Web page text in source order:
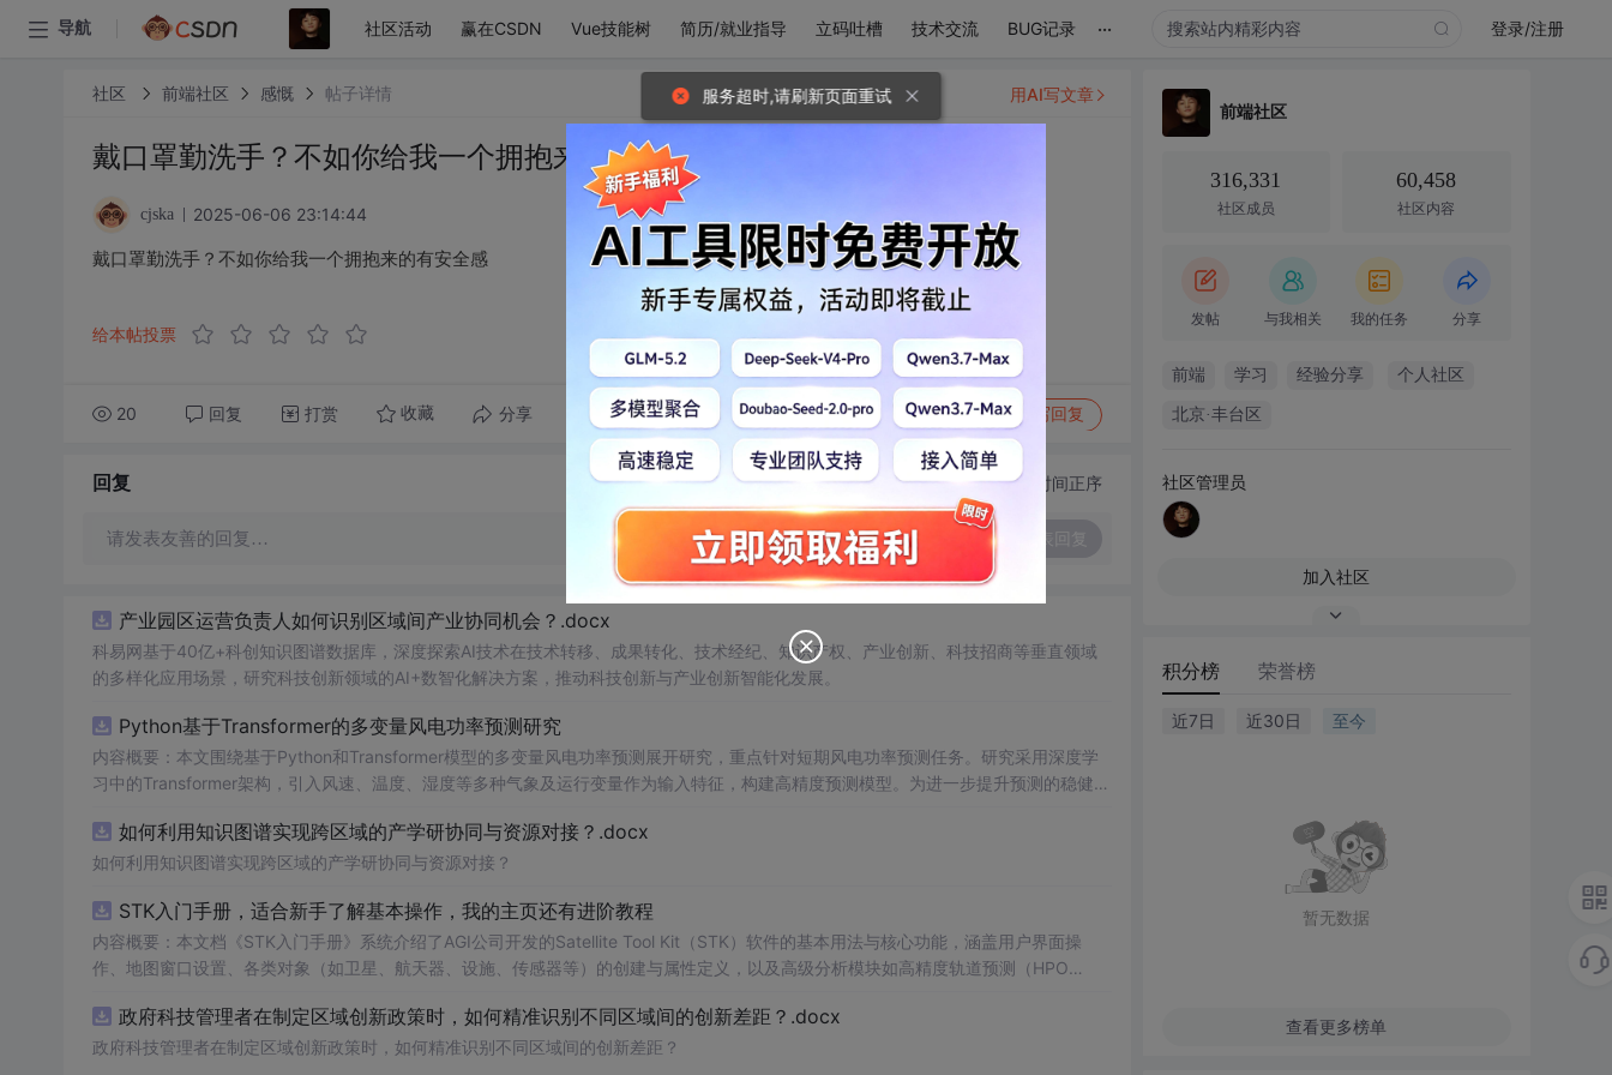
导航 社区活动 赢在CSDN Vue技能树 简历/就业指导 立码吐槽 技术交流 BUG记录 ... 登录/注册
社区 前端社区 感慨 帖子详情
戴口罩勤洗手？不如你给我一个拥抱来的有安全感
cjska 2025-06-06 23:14:44
戴口罩勤洗手？不如你给我一个拥抱来的有安全感
给本帖投票
20 回复 打赏 收藏 分享 转发到动态 举报 写回复
用AI写文章
回复 切换为时间正序
请发表友善的回复…
产业园区运营负责人如何识别区域间产业协同机会？.docx
科易网基于40亿+科创知识图谱数据库，深度探索AI技术在技术转移、成果转化、技术经纪、知识产权、产业创新、科技招商等垂直领域
的多样化应用场景，研究科技创新领域的AI+数智化解决方案，推动科技创新与产业创新智能化发展。
Python基于Transformer的多变量风电功率预测研究
内容概要：本文围绕基于Python和Transformer模型的多变量风电功率预测展开研究，重点针对短期风电功率预测任务。研究采用深度学
习中的Transformer架构，引入风速、温度、湿度等多种气象及运行变量作为输入特征，构建高精度预测模型。为进一步提升预测的稳健性
该技术是机器学习与新能源领域深度融合的典型应用，旨在提高风电并网的稳定性与电网调度的科学性。; 适合人群：具备Python编程基
础，熟悉主流深度学习框架（如PyTorch或TensorFlow）的研究生、科研人员，以及从事新能源发电预测、电力系统调度、智能电网优化
②作为科研项目的技术蓝本，用于复现、改进或扩展基于Transformer的时间序列预测模型；③探索LASSO分位数回归与深度学习模型的
融合机制，提升预测结果的概率性输出与风险评估能力。; 阅读建议：此资源适用于已掌握机器学习与深度学习基础知识的读者，建议结合
所提供的代码实现进行动手实践，重点关注多变量数据的预处理流程、Transformer模型的结构设计与注意力机制实现、超参数调优策略，
如何利用知识图谱实现跨区域的产学研协同与资源对接？.docx
如何利用知识图谱实现跨区域的产学研协同与资源对接？
STK入门手册，适合新手了解基本操作，我的主页还有进阶教程
内容概要：本文档《STK入门手册》系统介绍了AGI公司开发的Satellite Tool Kit（STK）软件的基本用法与核心功能，涵盖用户界面操
作、地图窗口设置、各类对象（如卫星、航天器、设施、传感器等）的创建与属性定义，以及高级分析模块如高精度轨道预测（HPO
te Tool Kit（STK）软件的基本用enarios的时间设置、单位法与核心功能，配置、数据库管理重点涵盖用户界面操作、地图窗口设置、场
景及动画演示等功能，帮助用户进行全面（Scenario）管理的卫星系统仿真、卫星及各类与分析。;对象（如航天器、设施、传感器 适合人
政府科技管理者在制定区域创新政策时，如何精准识别不同区域间的创新差距？.docx
政府科技管理者在制定区域创新政策时，如何精准识别不同区域间的创新差距？
前端社区
316,331
社区成员
60,458
社区内容
发帖 与我相关 我的任务 分享
前端 学习 经验分享 个人社区
北京·丰台区
社区管理员
加入社区
积分榜 荣誉榜
近7日 近30日 至今
暂无数据
查看更多榜单
服务超时,请刷新页面重试